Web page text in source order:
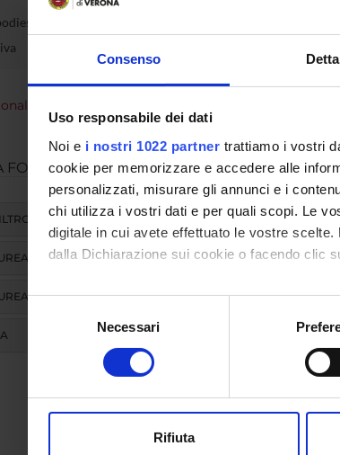
Consenso
Uso responsabile dei dati
Noi e i nostri 1022 partner trattiamo i vostri
cookie per memorizzare e accedere alle
personalizzati, misurare gli annunci e i
chi utilizza i vostri dati e per quali scopi. Le
digitale in cui avete effettuato le vostre
dalla Dichiarazione sui cookie o facendo clic
Con il tuo consenso, vorremmo anche:
raccogliere informazioni sulla tua
digitali).
modificare o ritirare il tuo consenso in
Selezione
Necessari
Rifiuta
Students
FORMATIVA
MAGISTRALE
Unit
DIDATTICA FRONTALE
ATTIVITA' PRATICA
REFERENCE BOOKS
See the teaching